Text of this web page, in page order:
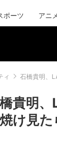
ポーツ アニ
ィ 石橋貴明、
貴明
け見た